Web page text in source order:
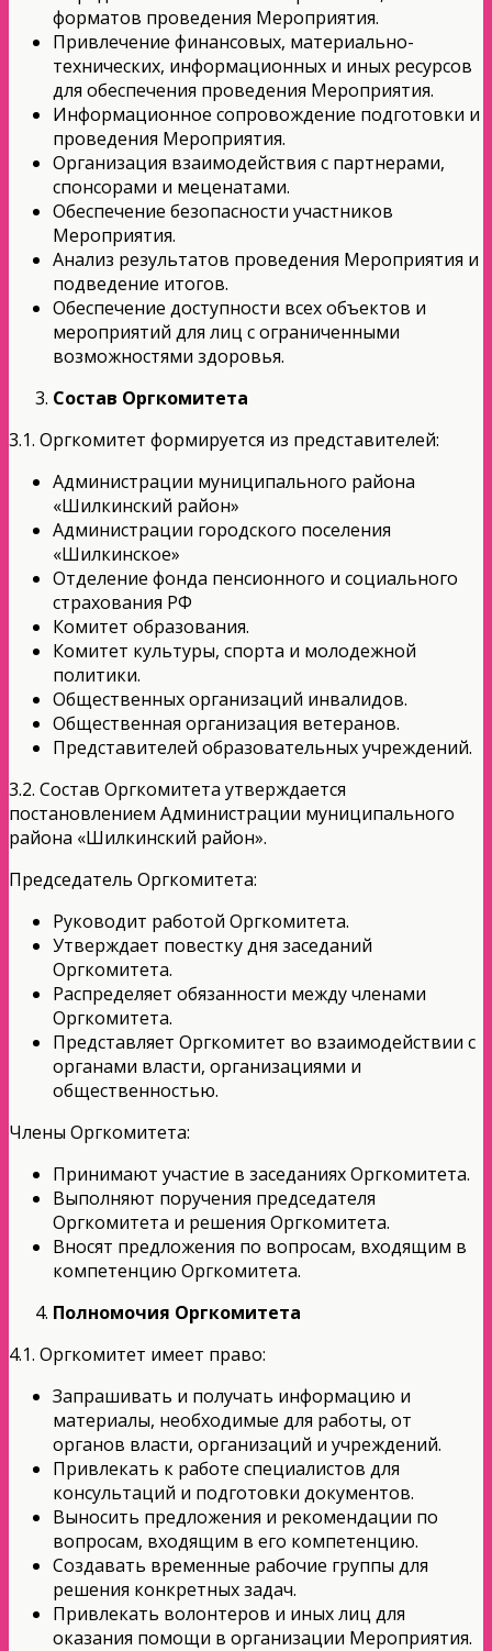
форматов проведения Мероприятия.
Привлечение финансовых, материально-
технических, информационных и иных ресурсов
для обеспечения проведения Мероприятия.
Информационное сопровождение подготовки и
проведения Мероприятия.
Организация взаимодействия с партнерами,
спонсорами и меценатами.
Обеспечение безопасности участников
Мероприятия.
Анализ результатов проведения Мероприятия и
подведение итогов.
Обеспечение доступности всех объектов и
мероприятий для лиц с ограниченными
возможностями здоровья.
Состав Оргкомитета
3.1. Оргкомитет формируется из представителей:
Администрации муниципального района
«Шилкинский район»
Администрации городского поселения
«Шилкинское»
Отделение фонда пенсионного и социального
страхования РФ
Комитет образования.
Комитет культуры, спорта и молодежной
политики.
Общественных организаций инвалидов.
Общественная организация ветеранов.
Представителей образовательных учреждений.
3.2. Состав Оргкомитета утверждается
постановлением Администрации муниципального
района «Шилкинский район».
Председатель Оргкомитета:
Руководит работой Оргкомитета.
Утверждает повестку дня заседаний
Оргкомитета.
Распределяет обязанности между членами
Оргкомитета.
Представляет Оргкомитет во взаимодействии с
органами власти, организациями и
общественностью.
Члены Оргкомитета:
Принимают участие в заседаниях Оргкомитета.
Выполняют поручения председателя
Оргкомитета и решения Оргкомитета.
Вносят предложения по вопросам, входящим в
компетенцию Оргкомитета.
Полномочия Оргкомитета
4.1. Оргкомитет имеет право:
Запрашивать и получать информацию и
материалы, необходимые для работы, от
органов власти, организаций и учреждений.
Привлекать к работе специалистов для
консультаций и подготовки документов.
Выносить предложения и рекомендации по
вопросам, входящим в его компетенцию.
Создавать временные рабочие группы для
решения конкретных задач.
Привлекать волонтеров и иных лиц для
оказания помощи в организации Мероприятия.